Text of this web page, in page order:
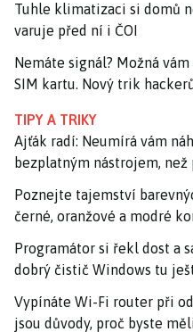
Tuhle klimatizaci si domů
varuje před ní i ČOI
Nemáte signál? Možná
SIM kartu. Nový trik
TIPY A TRIKY
Ajťák radí: Neumírá vám
bezplatným nástrojem,
Poznejte tajemství
černé, oranžové a modré
Programátor si řekl dost a
dobrý čistič Windows tu
Vypínáte Wi-Fi router při
jsou důvody, proč byste